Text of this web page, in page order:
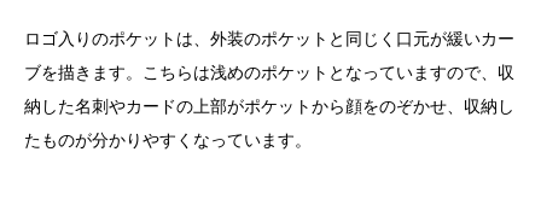
ロゴ入りのポケットは、外装のポケットと同じく口元が緩いカー
ブを描きます。こちらは浅めのポケットとなっていますので、収
納した名刺やカードの上部がポケットから顔をのぞかせ、収納し
たものが分かりやすくなっています。